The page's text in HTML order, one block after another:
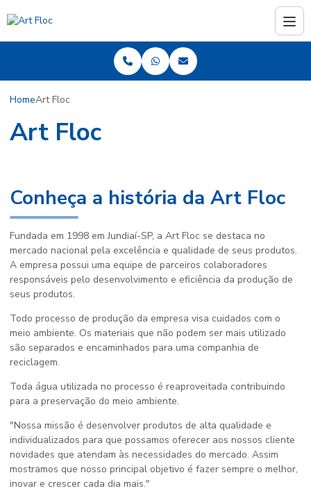
HomeArt Floc
Art Floc
Conheça a história da Art Floc
Fundada em 1998 em Jundiaí-SP, a Art Floc se destaca no
mercado nacional pela excelência e qualidade de seus produtos.
A empresa possui uma equipe de parceiros colaboradores
responsáveis pelo desenvolvimento e eficiência da produção de
seus produtos.
Todo processo de produção da empresa visa cuidados com o
meio ambiente. Os materiais que não podem ser mais utilizado
são separados e encaminhados para uma companhia de
reciclagem.
Toda água utilizada no processo é reaproveitada contribuindo
para a preservação do meio ambiente.
"Nossa missão é desenvolver produtos de alta qualidade e
individualizados para que possamos oferecer aos nossos cliente
novidades que atendam às necessidades do mercado. Assim
mostramos que nosso principal objetivo é fazer sempre o melhor,
inovar e crescer cada dia mais."